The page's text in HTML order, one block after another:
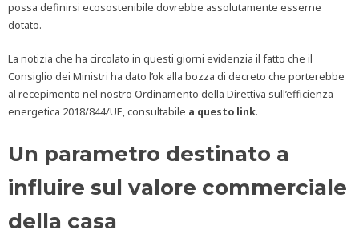
possa definirsi ecosostenibile dovrebbe assolutamente esserne
dotato.
La notizia che ha circolato in questi giorni evidenzia il fatto che il
Consiglio dei Ministri ha dato l’ok alla bozza di decreto che porterebbe
al recepimento nel nostro Ordinamento della Direttiva sull’efficienza
energetica 2018/844/UE, consultabile a questo link.
Un parametro destinato a
influire sul valore commerciale
della casa